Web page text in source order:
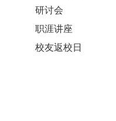
研讨会
职涯讲座
校友返校日